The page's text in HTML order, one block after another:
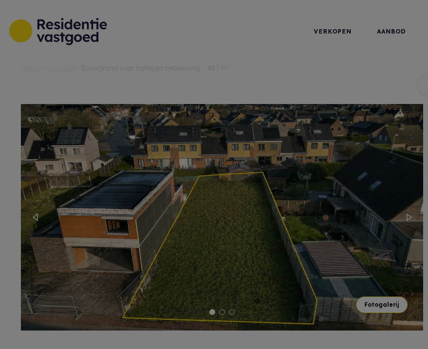
VERKOPEN AANBOD
Previous Next
Fotogalerij